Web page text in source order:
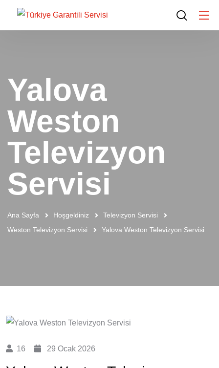
Yalova
Weston
Televizyon
Servisi
Ana Sayfa Hoşgeldiniz
Televizyon Servisi
Weston Televizyon Servisi
Yalova Weston Televizyon Servisi
16 29 Ocak 2026